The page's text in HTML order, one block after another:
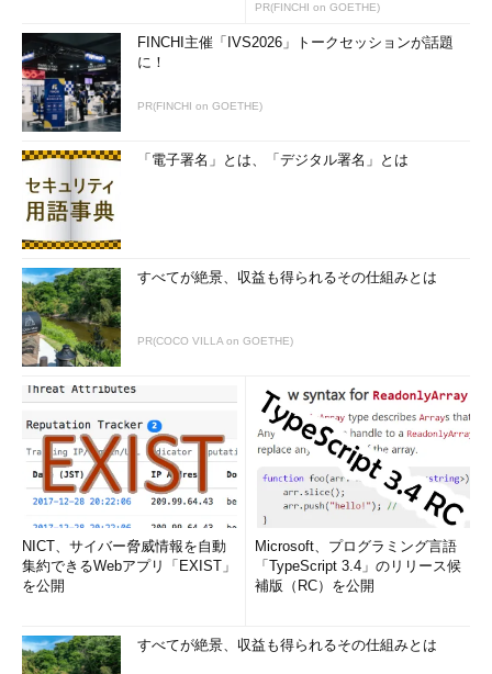
PR(FINCHI on GOETHE)
FINCHI主催「IVS2026」トークセッションが話題
に！
PR(FINCHI on GOETHE)
「電子署名」とは、「デジタル署名」とは
すべてが絶景、収益も得られるその仕組みとは
PR(COCO VILLA on GOETHE)
NICT、サイバー脅威情報を自動
集約できるWebアプリ「EXIST」
を公開
Microsoft、プログラミング言語
「TypeScript 3.4」のリリース候
補版（RC）を公開
すべてが絶景、収益も得られるその仕組みとは